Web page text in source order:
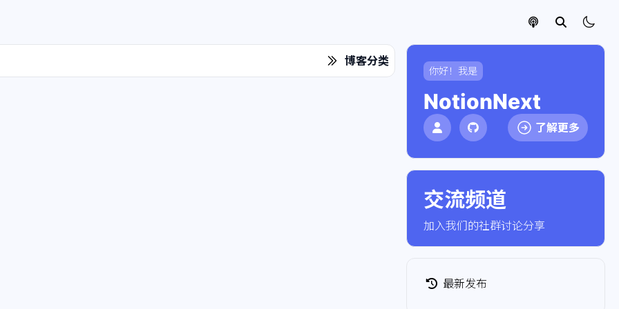
博客分类
你好！我是
NotionNext
了解更多
交流频道
加入我们的社群讨论分享
点击加入社群
最新发布